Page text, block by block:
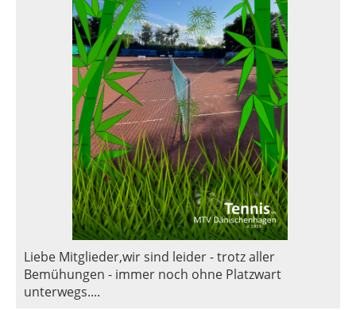
Liebe Mitglieder,wir sind leider - trotz aller
Bemühungen - immer noch ohne Platzwart
unterwegs....